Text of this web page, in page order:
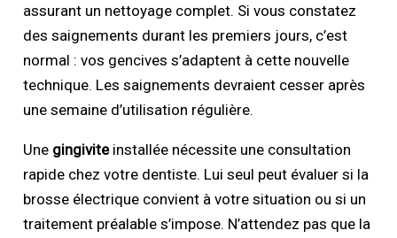
assurant un nettoyage complet. Si vous constatez
des saignements durant les premiers jours, c’est
normal : vos gencives s’adaptent à cette nouvelle
technique. Les saignements devraient cesser après
une semaine d’utilisation régulière.
Une gingiviteinstallée nécessite une consultation
rapide chez votre dentiste. Lui seul peut évaluer si la
brosse électrique convient à votre situation ou si un
traitement préalable s’impose. N’attendez pas que la